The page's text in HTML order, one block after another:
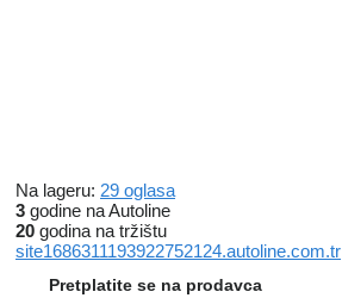
Na lageru: 29 oglasa
3 godine na Autoline
20 godina na tržištu
site1686311193922752124.autoline.com.tr
Pretplatite se na prodavca